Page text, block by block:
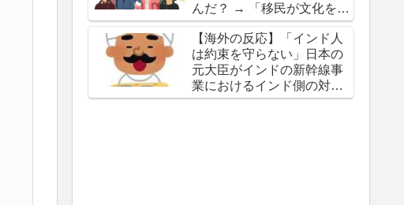
んだ？ → 「移民が文化を破
壊すると思ってるからな」
「他国の失敗を見てきたか
らだろ」
【海外の反応】「インド人
は約束を守らない」日本の
元大臣がインドの新幹線事
業におけるインド側の対応
を批判